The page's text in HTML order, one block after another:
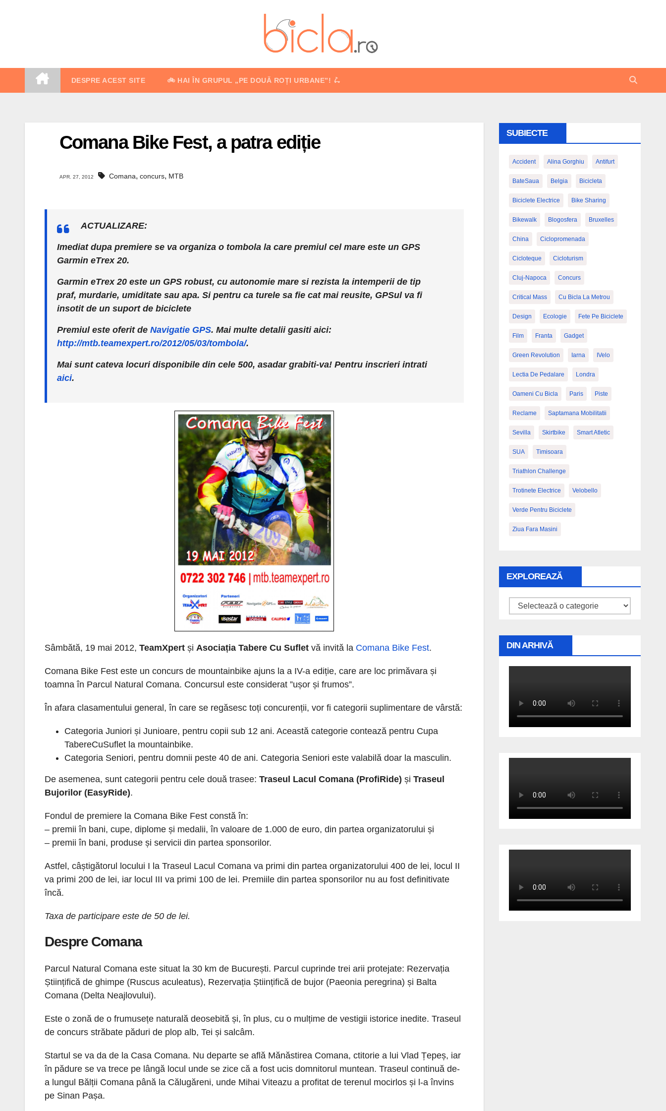
DESPRE ACEST SITE 🚲 HAI ÎN GRUPUL „PE DOUĂ ROȚI URBANE”! 🛴
Comana Bike Fest, a patra ediție
APR. 27, 2012 Comana, concurs, MTB
ACTUALIZARE:
Imediat dupa premiere se va organiza o tombola la care premiul cel mare este un GPS
Garmin eTrex 20.
Garmin eTrex 20 este un GPS robust, cu autonomie mare si rezista la intemperii de tip
praf, murdarie, umiditate sau apa. Si pentru ca turele sa fie cat mai reusite, GPSul va fi
insotit de un suport de biciclete
Premiul este oferit de Navigatie GPS. Mai multe detalii gasiti aici:
http://mtb.teamexpert.ro/2012/05/03/tombola/.
Mai sunt cateva locuri disponibile din cele 500, asadar grabiti-va! Pentru inscrieri intrati
aici.
Sâmbătă, 19 mai 2012, TeamXpert și Asociația Tabere Cu Suflet vă invită la Comana Bike Fest.
Comana Bike Fest este un concurs de mountainbike ajuns la a IV-a ediție, care are loc primăvara și
toamna în Parcul Natural Comana. Concursul este considerat ”ușor și frumos”.
În afara clasamentului general, în care se regăsesc toți concurenții, vor fi categorii suplimentare de vârstă:
Categoria Juniori și Junioare, pentru copii sub 12 ani. Această categorie contează pentru Cupa
TabereCuSuflet la mountainbike.
Categoria Seniori, pentru domnii peste 40 de ani. Categoria Seniori este valabilă doar la masculin.
De asemenea, sunt categorii pentru cele două trasee: Traseul Lacul Comana (ProfiRide) și Traseul
Bujorilor (EasyRide).
Fondul de premiere la Comana Bike Fest constă în:
– premii în bani, cupe, diplome și medalii, în valoare de 1.000 de euro, din partea organizatorului și
– premii în bani, produse și servicii din partea sponsorilor.
Astfel, câștigătorul locului I la Traseul Lacul Comana va primi din partea organizatorului 400 de lei, locul II
va primi 200 de lei, iar locul III va primi 100 de lei. Premiile din partea sponsorilor nu au fost definitivate
încă.
Taxa de participare este de 50 de lei.
Despre Comana
Parcul Natural Comana este situat la 30 km de București. Parcul cuprinde trei arii protejate: Rezervația
Științifică de ghimpe (Ruscus aculeatus), Rezervația Științifică de bujor (Paeonia peregrina) și Balta
Comana (Delta Neajlovului).
Este o zonă de o frumusețe naturală deosebită și, în plus, cu o mulțime de vestigii istorice inedite. Traseul
de concurs străbate păduri de plop alb, Tei și salcâm.
Startul se va da de la Casa Comana. Nu departe se află Mănăstirea Comana, ctitorie a lui Vlad Țepeș, iar
în pădure se va trece pe lângă locul unde se zice că a fost ucis domnitorul muntean. Traseul continuă de-
a lungul Bălții Comana până la Călugăreni, unde Mihai Viteazu a profitat de terenul mocirlos și l-a învins
pe Sinan Pașa.
SUBIECTE
Accident Alina Gorghiu Antifurt
BateSaua Belgia Bicicleta
Biciclete Electrice Bike Sharing
Bikewalk Blogosfera Bruxelles
China Ciclopromenada
Cicloteque Cicloturism
Cluj-Napoca Concurs
Critical Mass Cu Bicla La Metrou
Design Ecologie Fete Pe Biciclete
Film Franta Gadget
Green Revolution Iarna IVelo
Lectia De Pedalare Londra
Oameni Cu Bicla Paris Piste
Reclame Saptamana Mobilitatii
Sevilla Skirtbike Smart Atletic
SUA Timisoara
Triathlon Challenge
Trotinete Electrice Velobello
Verde Pentru Biciclete
Ziua Fara Masini
EXPLOREAZĂ
Explorează
DIN ARHIVĂ